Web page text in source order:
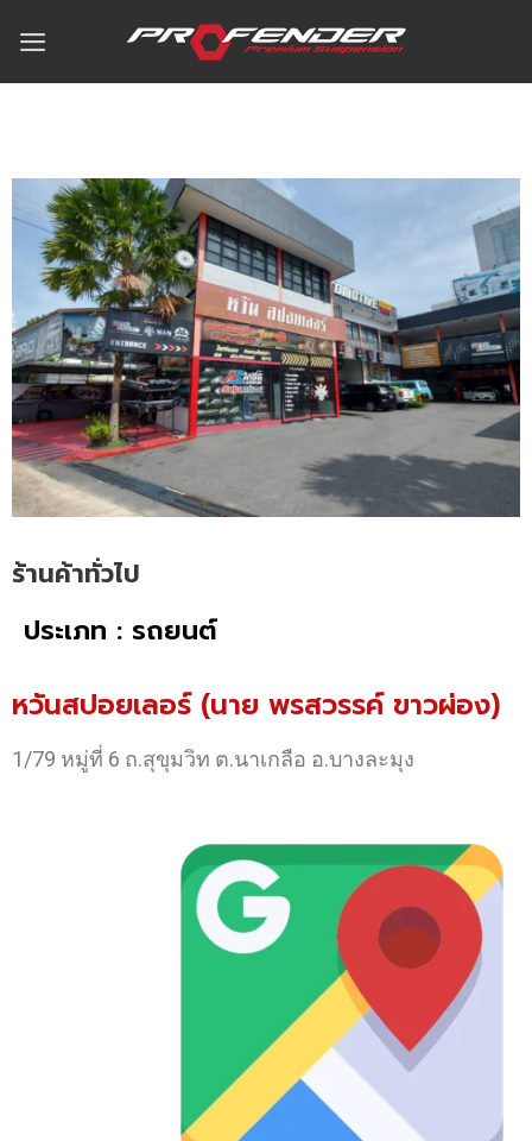
ร้านค้าทั่วไป
ประเภท : รถยนต์
หวันสปอยเลอร์ (นาย พรสวรรค์ ขาวผ่อง)
1/79 หมู่ที่ 6 ถ.สุขุมวิท ต.นาเกลือ อ.บางละมุง